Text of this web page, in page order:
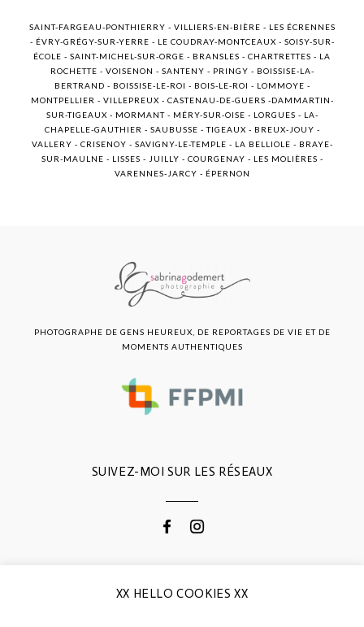
SAINT-FARGEAU-PONTHIERRY - VILLIERS-EN-BIÈRE - LES ÉCRENNES
- ÉVRY-GRÉGY-SUR-YERRE - LE COUDRAY-MONTCEAUX - SOISY-SUR-
ÉCOLE - SAINT-MICHEL-SUR-ORGE - BRANSLES - CHARTRETTES - LA
ROCHETTE - VOISENON - SANTENY - PRINGY - BOISSISE-LA-
BERTRAND - BOISSISE-LE-ROI - BOIS-LE-ROI - LOMMOYE -
MONTPELLIER - VILLEPREUX - CASTENAU-DE-GUERS -DAMMARTIN-
SUR-TIGEAUX - MORMANT - MÉRY-SUR-OISE - LORGUES - LA-
CHAPELLE-GAUTHIER - SAUBUSSE - TIGEAUX - BREUX-JOUY -
VALLERY - CRISENOY - SAVIGNY-LE-TEMPLE - LA BELLIOLE - BRAYE-
SUR-MAULNE - LISSES - JUILLY - COURGENAY - LES MOLIÈRES -
VARENNES-JARCY - ÉPERNON
SUIVEZ-MOI SUR LES RÉSEAUX
PHOTOGRAPHE DE GENS HEUREUX, DE REPORTAGES DE VIE ET DE
MOMENTS AUTHENTIQUES
CONTACTEZ-MOI
XX HELLO COOKIES XX